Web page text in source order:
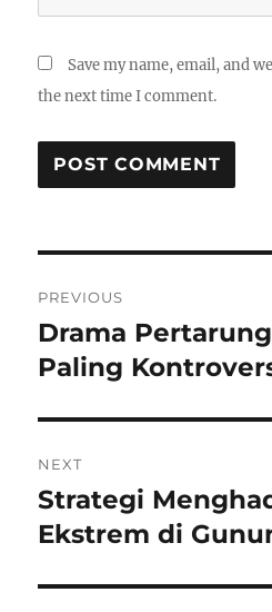
Save my name, email, and
the next time I comment.
navigation
PREVIOUS
Previous
post:
Drama
Paling
NEXT
Next
post:
Strategi
Ekstrem di